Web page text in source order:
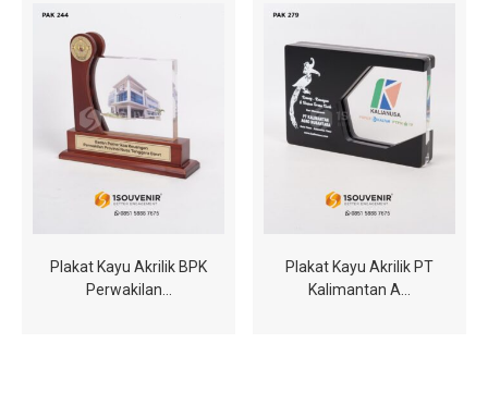
Plakat Kayu Akrilik BPK
Perwakilan…
Plakat Kayu Akrilik PT
Kalimantan A…